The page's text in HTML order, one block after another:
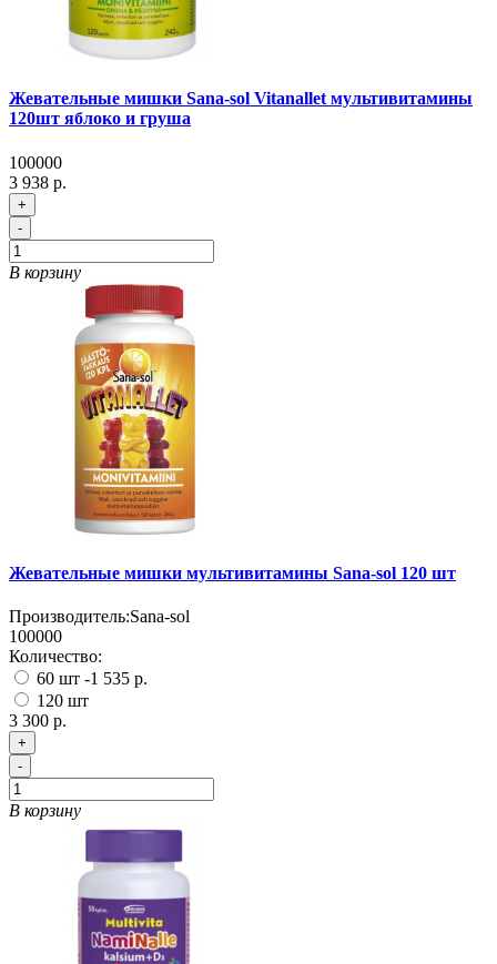
Жевательные мишки Sana-sol Vitanallet мультивитамины
120шт яблоко и груша
100000
3 938 р.
+
-
В корзину
Жевательные мишки мультивитамины Sana-sol 120 шт
Производитель:Sana-sol
100000
Количество:
60 шт -1 535 р.
120 шт
3 300 р.
+
-
В корзину